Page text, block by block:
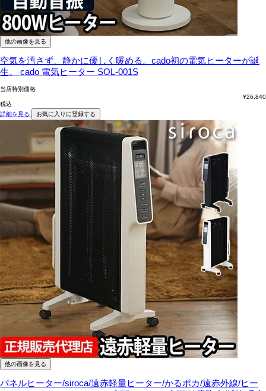
他の画像を見る
空気を汚さず、静かに優しく暖める。cado初の電気ヒーターが誕
生。
cado 電気ヒーター SOL-001S
当店特別価格
¥26,840
税込
詳細を見る
お気に入りに登録する
他の画像を見る
パネルヒーター/siroca/遠赤軽量ヒーター/かるポカ/遠赤外線/ヒー